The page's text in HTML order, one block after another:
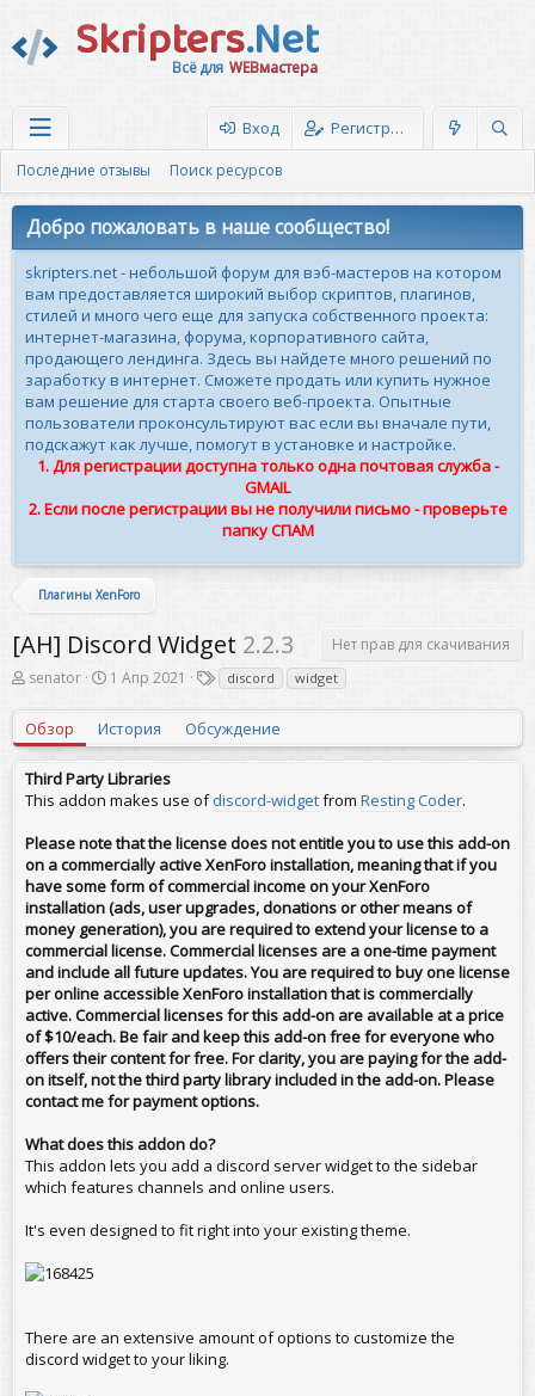
Skripters.Net
Всё для WEBмастера
Вход Регистрация
Последние отзывы Поиск ресурсов
Добро пожаловать в наше сообщество!
skripters.net - небольшой форум для вэб-мастеров на котором
вам предоставляется широкий выбор скриптов, плагинов,
стилей и много чего еще для запуска собственного проекта:
интернет-магазина, форума, корпоративного сайта,
продающего лендинга. Здесь вы найдете много решений по
заработку в интернет. Сможете продать или купить нужное
вам решение для старта своего веб-проекта. Опытные
пользователи проконсультируют вас если вы вначале пути,
подскажут как лучше, помогут в установке и настройке.
1. Для регистрации доступна только одна почтовая служба -
GMAIL
2. Если после регистрации вы не получили письмо - проверьте
папку СПАМ
Плагины XenForo
[AH] Discord Widget 2.2.3
Нет прав для скачивания
А
т
о
р
senator
Д
т
а
с
о
з
д
н
и
я
1 Апр 2021
Т
е
г
и
discord widget
Обзор История Обсуждение
Third Party Libraries
This addon makes use ofdiscord-widgetfrom Resting Coder.
Please note that the license does not entitle you to use this add-on
on a commercially active XenForo installation, meaning that if you
have some form of commercial income on your XenForo
installation (ads, user upgrades, donations or other means of
money generation), you are required to extend your license to a
commercial license. Commercial licenses are a one-time payment
and include all future updates. You are required to buy one license
per online accessible XenForo installation that is commercially
active. Commercial licenses for this add-on are available at a price
of $10/each.Be fair and keep this add-on free for everyone who
offers their content for free. For clarity,you are paying for the add-
on itself, not the third party library included in the add-on. Please
contact me for payment options.
What does this addon do?
This addon lets you add a discord server widget to the sidebar
which features channels and online users.
It's even designed to fit right into your existing theme.
There are an extensive amount of options to customize the
discord widget to your liking.